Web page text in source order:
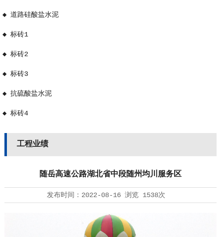
◆ 道路硅酸盐水泥
◆ 标砖1
◆ 标砖2
◆ 标砖3
◆ 抗硫酸盐水泥
◆ 标砖4
工程业绩
随岳高速公路湖北省中段随州均川服务区
发布时间： 2022-08-16浏览 1538次